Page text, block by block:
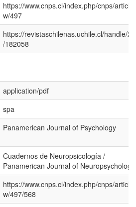
https://www.cnps.cl/index.php/cnps/
w/497
https://revistaschilenas.uchile.cl/handle/
/182058
application/pdf
spa
Panamerican Journal of Psychology
Cuadernos de Neuropsicología /
Panamerican Journal of Neuropsychology
https://www.cnps.cl/index.php/cnps/
w/497/568